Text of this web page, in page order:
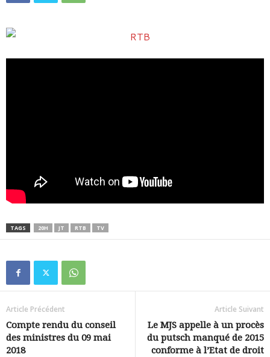
TAGS 20H JT RTB TV
Article Précédent
Compte rendu du conseil
des ministres du 09 mai
2018
Article Suivant
Le MJS appelle à un procès
du putsch manqué de 2015
conforme à l’Etat de droit